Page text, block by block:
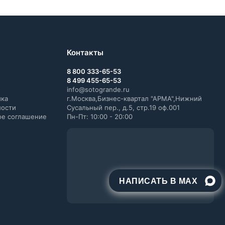
НАПИСАТЬ В MAX
соглашение
Контакты
8 800 333-65-53
8 499 455-65-53
info@sotogrande.ru
г.Москва,Бизнес-квартал "АРМА",Нижний
Сусальный пер., д.5, стр.19 оф.001
Пн-Пт: 10:00 - 20:00